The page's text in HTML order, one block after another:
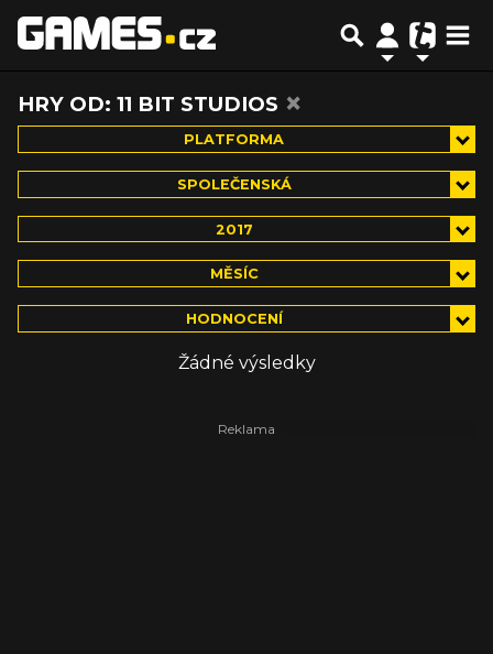
HRY OD: 11 BIT STUDIOS ×
PLATFORMA
SPOLEČENSKÁ
2017
MĚSÍC
HODNOCENÍ
Žádné výsledky